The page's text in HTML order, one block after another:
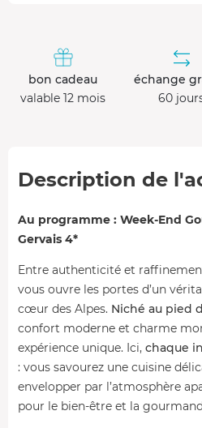
bon cadeau
valable 12 mois
échange
60
Description de
Au programme : Week-End
Gervais 4*
Entre authenticité et
vous ouvre les portes d’un
cœur des Alpes. Niché au pied
confort moderne et charme
expérience unique. Ici, chaque
: vous savourez une cuisine
envelopper par l’atmosphère
pour le bien-être et la